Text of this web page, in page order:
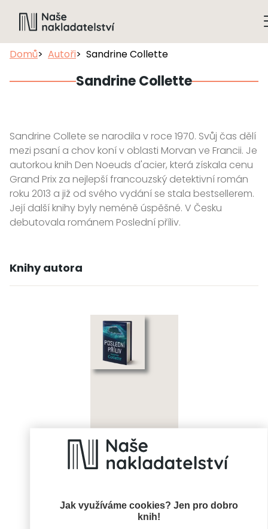
Jak využíváme cookies? Jen pro dobro
knih!
Domů Autoři Sandrine Collette
Sandrine Collette
Sandrine Collete se narodila v roce 1970. Svůj čas dělí
mezi psaní a chov koní v oblasti Morvan ve Francii. Je
autorkou knih Den Noeuds d'acier, která získala cenu
Grand Prix za nejlepší francouzský detektivní román
roku 2013 a již od svého vydání se stala bestsellerem.
Její další knihy byly neméně úspěšné. V Česku
debutovala románem Poslední příliv.
Knihy autora
Poslední příliv